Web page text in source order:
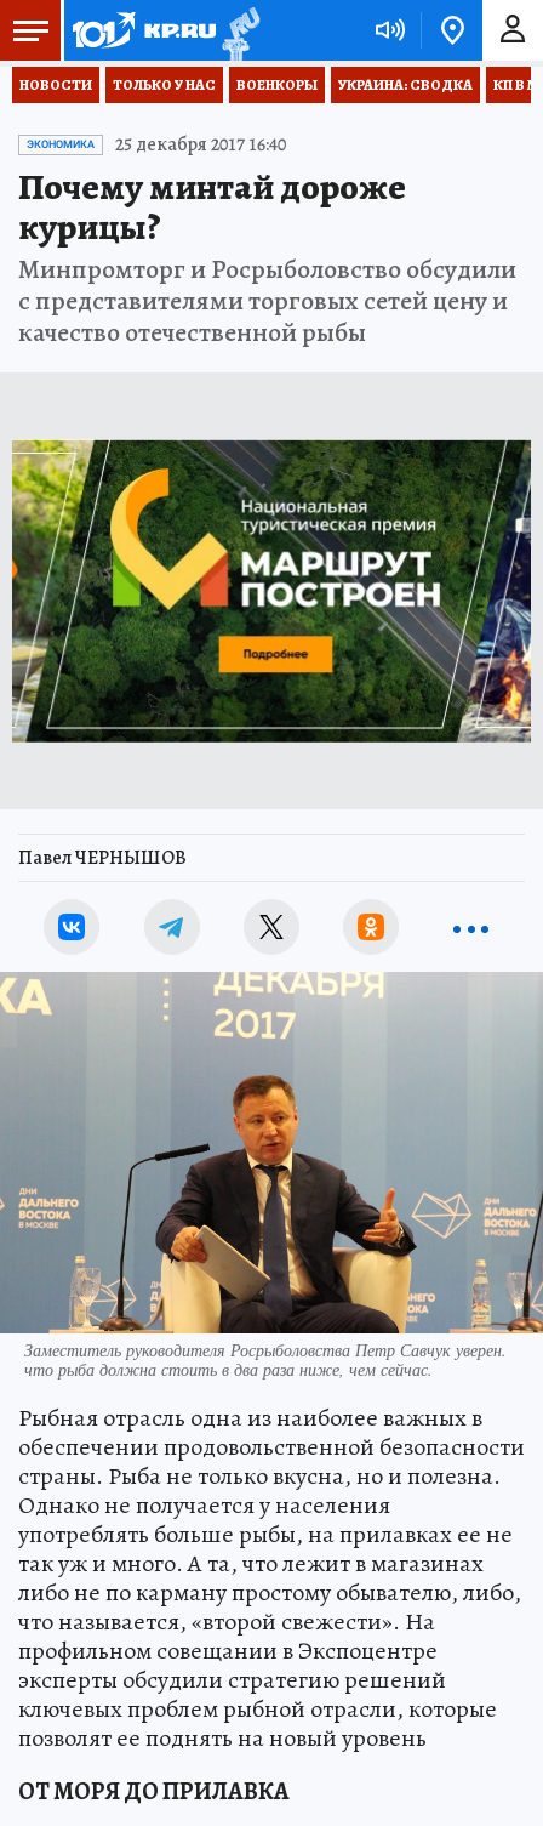
НОВОСТИ ТОЛЬКО У НАС ВОЕНКОРЫ УКРАИНА: СВОДКА КП В
ЭКОНОМИКА 25 декабря 2017 16:40
Почему минтай дороже
курицы?
Минпромторг и Росрыболовство обсудили
с представителями торговых сетей цену и
качество отечественной рыбы
Павел ЧЕРНЫШОВ
Заместитель руководителя Росрыболовства Петр Савчук уверен.
что рыба должна стоить в два раза ниже, чем сейчас.
Рыбная отрасль одна из наиболее важных в
обеспечении продовольственной безопасности
страны. Рыба не только вкусна, но и полезна.
Однако не получается у населения
употреблять больше рыбы, на прилавках ее не
так уж и много. А та, что лежит в магазинах
либо не по карману простому обывателю, либо,
что называется, «второй свежести». На
профильном совещании в Экспоцентре
эксперты обсудили стратегию решений
ключевых проблем рыбной отрасли, которые
позволят ее поднять на новый уровень
ОТ МОРЯ ДО ПРИЛАВКА